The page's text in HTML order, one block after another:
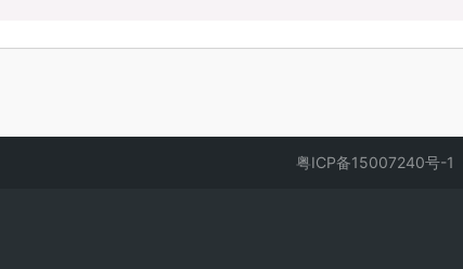
粤ICP备15007240号-1